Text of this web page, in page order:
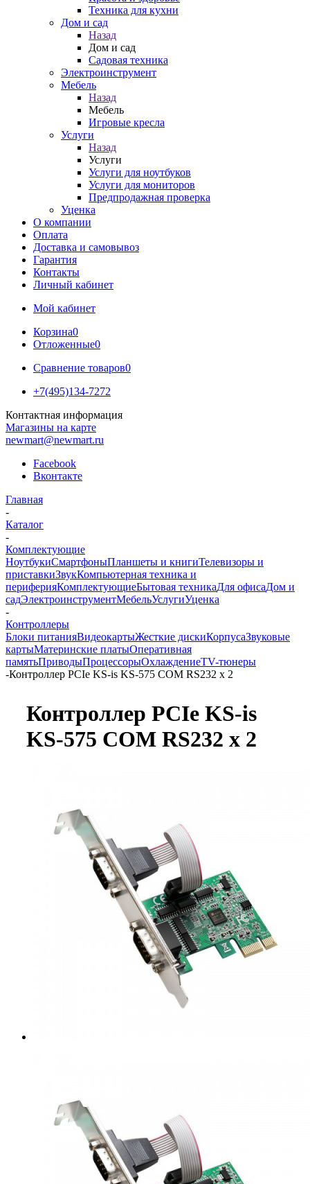
Техника для кухни
Дом и сад
Назад
Дом и сад
Садовая техника
Электроинструмент
Мебель
Назад
Мебель
Игровые кресла
Услуги
Назад
Услуги
Услуги для ноутбуков
Услуги для мониторов
Предпродажная проверка
Уценка
О компании
Оплата
Доставка и самовывоз
Гарантия
Контакты
Личный кабинет
Мой кабинет
Корзина0
Отложенные0
Сравнение товаров0
+7(495)134-7272
Контактная информация
Магазины на карте
newmart@newmart.ru
Facebook
Вконтакте
Главная
-
Каталог
-
Комплектующие
НоутбукиСмартфоныПланшеты и книгиТелевизоры и
приставкиЗвукКомпьютерная техника и
периферияКомплектующиеБытовая техникаДля офисаДом и
садЭлектроинструментМебельУслугиУценка
-
Контроллеры
Блоки питанияВидеокартыЖесткие дискиКорпусаЗвуковые
картыМатеринские платыОперативная
памятьПриводыПроцессорыОхлаждениеTV-тюнеры
-Контроллер PCIe KS-is KS-575 COM RS232 x 2
Контроллер PCIe KS-is
KS-575 COM RS232 x 2